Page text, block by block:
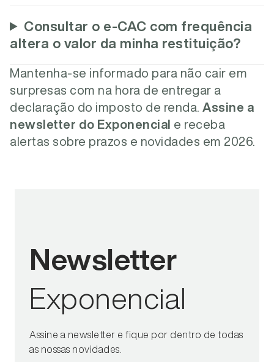
Consultar o e-CAC com frequência
altera o valor da minha restituição?
Mantenha-se informado para não cair em
surpresas com na hora de entregar a
declaração do imposto de renda. Assine a
newsletter do Exponencial e receba
alertas sobre prazos e novidades em 2026.
Newsletter
Exponencial
Assine a newsletter e fique por dentro de todas
as nossas novidades.